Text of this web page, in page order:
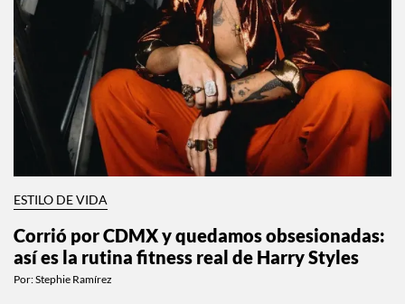
ESTILO DE VIDA
Corrió por CDMX y quedamos obsesionadas:
así es la rutina fitness real de Harry Styles
Por:Stephie Ramírez